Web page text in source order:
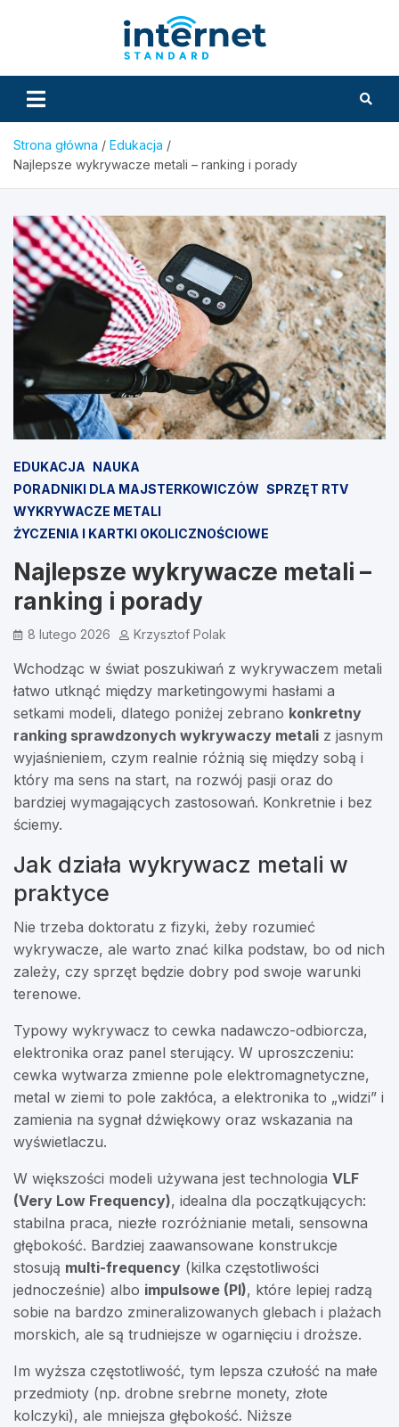
Strona główna
Edukacja
Najlepsze wykrywacze metali – ranking i porady
EDUKACJA NAUKA
PORADNIKI DLA MAJSTERKOWICZÓW SPRZĘT RTV
WYKRYWACZE METALI
ŻYCZENIA I KARTKI OKOLICZNOŚCIOWE
Najlepsze wykrywacze metali –
ranking i porady
8 lutego 2026 Krzysztof Polak
Wchodząc w świat poszukiwań z wykrywaczem metali
łatwo utknąć między marketingowymi hasłami a
setkami modeli, dlatego poniżej zebrano konkretny
ranking sprawdzonych wykrywaczy metali z jasnym
wyjaśnieniem, czym realnie różnią się między sobą i
który ma sens na start, na rozwój pasji oraz do
bardziej wymagających zastosowań. Konkretnie i bez
ściemy.
Jak działa wykrywacz metali w
praktyce
Nie trzeba doktoratu z fizyki, żeby rozumieć
wykrywacze, ale warto znać kilka podstaw, bo od nich
zależy, czy sprzęt będzie dobry pod swoje warunki
terenowe.
Typowy wykrywacz to cewka nadawczo-odbiorcza,
elektronika oraz panel sterujący. W uproszczeniu:
cewka wytwarza zmienne pole elektromagnetyczne,
metal w ziemi to pole zakłóca, a elektronika to „widzi” i
zamienia na sygnał dźwiękowy oraz wskazania na
wyświetlaczu.
W większości modeli używana jest technologia VLF
(Very Low Frequency), idealna dla początkujących:
stabilna praca, niezłe rozróżnianie metali, sensowna
głębokość. Bardziej zaawansowane konstrukcje
stosują multi-frequency (kilka częstotliwości
jednocześnie) albo impulsowe (PI), które lepiej radzą
sobie na bardzo zmineralizowanych glebach i plażach
morskich, ale są trudniejsze w ogarnięciu i droższe.
Im wyższa częstotliwość, tym lepsza czułość na małe
przedmioty (np. drobne srebrne monety, złote
kolczyki), ale mniejsza głębokość. Niższe